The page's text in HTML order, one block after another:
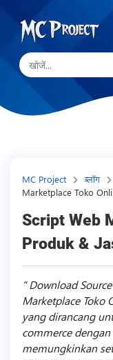
MC Project ब्लॉग
Marketplace Toko
Script Web
Produk &
Download
Marketplace Toko
yang dirancang
commerce
memungkinkan
Project
Official
Store
डिजिटल
फ्रीलांस
सेवाएँ